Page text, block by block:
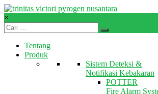
Skip
to
content
TVPN.ID
Produk
×
Tentang
Produk
Sistem Deteksi &
Notifikasi Kebakaran
POTTER
Fire Alarm